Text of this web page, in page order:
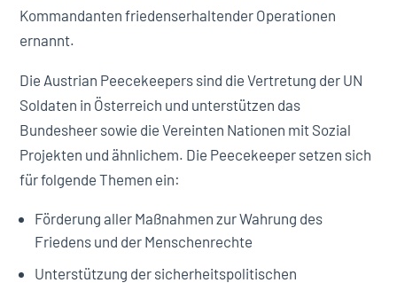
Kommandanten friedenserhaltender Operationen
ernannt.
Die Austrian Peecekeepers sind die Vertretung der UN
Soldaten in Österreich und unterstützen das
Bundesheer sowie die Vereinten Nationen mit Sozial
Projekten und ähnlichem. Die Peecekeeper setzen sich
für folgende Themen ein:
Förderung aller Maßnahmen zur Wahrung des
Friedens und der Menschenrechte
Unterstützung der sicherheitspolitischen